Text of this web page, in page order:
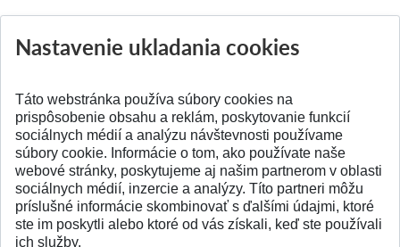
SPÄŤ NA VRCH
Nastavenie ukladania cookies
Táto webstránka používa súbory cookies na
prispôsobenie obsahu a reklám, poskytovanie funkcií
sociálnych médií a analýzu návštevnosti používame
súbory cookie. Informácie o tom, ako používate naše
webové stránky, poskytujeme aj našim partnerom v oblasti
sociálnych médií, inzercie a analýzy. Títo partneri môžu
príslušné informácie skombinovať s ďalšími údajmi, ktoré
ste im poskytli alebo ktoré od vás získali, keď ste používali
ich služby.